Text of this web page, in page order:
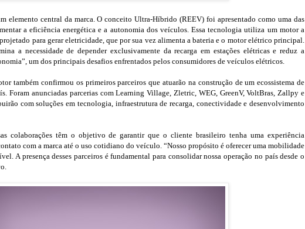
elemento central da marca. O conceito Ultra-Híbrido (REEV) foi apresentado como uma das
a eficiência energética e a autonomia dos veículos. Essa tecnologia utiliza um motor a
para gerar eletricidade, que por sua vez alimenta a bateria e o motor elétrico principal.
a necessidade de depender exclusivamente da recarga em estações elétricas e reduz a
um dos principais desafios enfrentados pelos consumidores de veículos elétricos.
também confirmou os primeiros parceiros que atuarão na construção de um ecossistema de
Foram anunciadas parcerias com Learning Village, Zletric, WEG, GreenV, VoltBras, Zallpy e
com soluções em tecnologia, infraestrutura de recarga, conectividade e desenvolvimento
colaborações têm o objetivo de garantir que o cliente brasileiro tenha uma experiência
com a marca até o uso cotidiano do veículo. “Nosso propósito é oferecer uma mobilidade
A presença desses parceiros é fundamental para consolidar nossa operação no país desde o